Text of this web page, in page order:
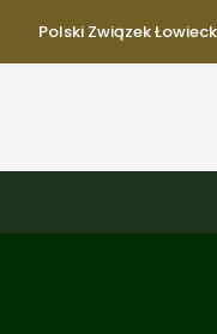
Polski Związek